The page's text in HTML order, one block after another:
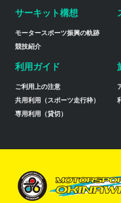
サーキット構想
モータースポーツ振興の軌跡
競技紹介
利用ガイド
ご利用上の注意
共用利用（スポーツ走行枠）
専用利用（貸切）